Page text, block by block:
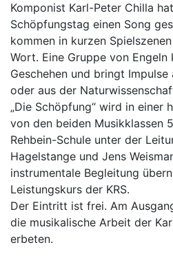
Komponist Karl-Peter Chilla
Schöpfungstag einen Song
kommen in kurzen
Wort. Eine Gruppe von
Geschehen und bringt Impulse
oder aus der
„Die Schöpfung“ wird in einer
von den beiden Musikklassen
Rehbein-Schule unter der
Hagelstange und Jens
instrumentale Begleitung
Leistungskurs der KRS.
Der Eintritt ist frei. Am
die musikalische Arbeit der
erbeten.